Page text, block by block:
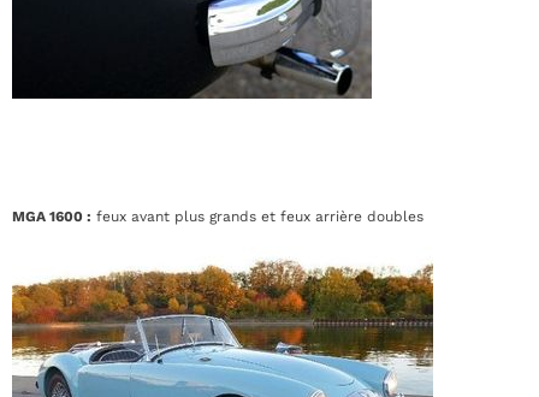
MGA 1600 : feux avant plus grands et feux arrière doubles